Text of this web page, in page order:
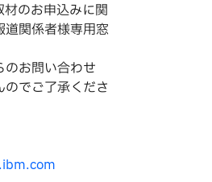
のお申込みに関
関係者様専用窓
お問い合わせ
でご了承くださ